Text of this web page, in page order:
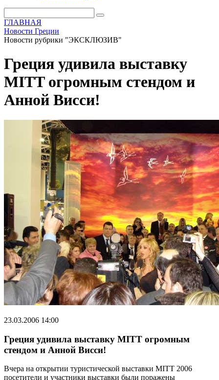
ГЛАВНАЯ
Новости Греции
Новости рубрики "ЭКСКЛЮЗИВ"
Греция удивила выставку
MITT огромным стендом и
Анной Висси!
23.03.2006 14:00
Греция удивила выставку MITT огромным
стендом и Анной Висси!
Вчера на открытии туристической выставки MITT 2006
посетители и участники выставки были поражены